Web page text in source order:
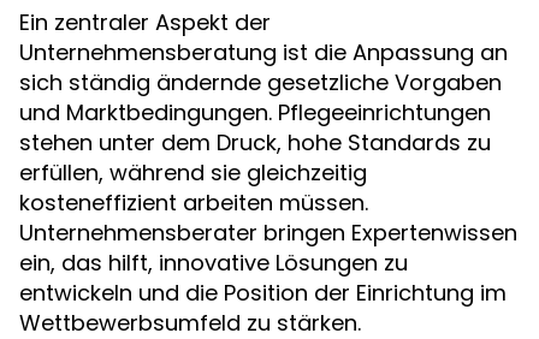
Ein zentraler Aspekt der
Unternehmensberatung ist die Anpassung an
sich ständig ändernde gesetzliche Vorgaben
und Marktbedingungen. Pflegeeinrichtungen
stehen unter dem Druck, hohe Standards zu
erfüllen, während sie gleichzeitig
kosteneffizient arbeiten müssen.
Unternehmensberater bringen Expertenwissen
ein, das hilft, innovative Lösungen zu
entwickeln und die Position der Einrichtung im
Wettbewerbsumfeld zu stärken.